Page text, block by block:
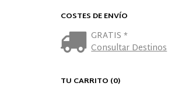
COSTES DE ENVÍO
GRATIS *
Consultar Destinos
TU CARRITO (0)